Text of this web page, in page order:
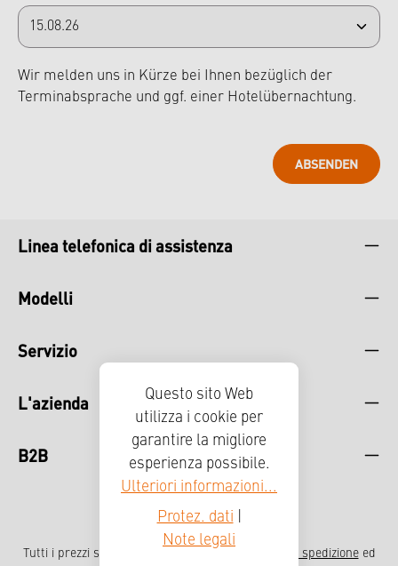
Wir melden uns in Kürze bei Ihnen bezüglich der
Terminabsprache und ggf. einer Hotelübernachtung.
Linea telefonica di assistenza
Modelli
Servizio
L'azienda
B2B
Tutti i prezzi sono comprensivi di IVA più , spese di spedizioneed
Questo sito Web
utilizza i cookie per
garantire la migliore
esperienza possibile.
Ulteriori informazioni...
Protez. dati
Note legali